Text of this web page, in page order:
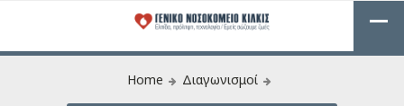
Home Διαγωνισμοί